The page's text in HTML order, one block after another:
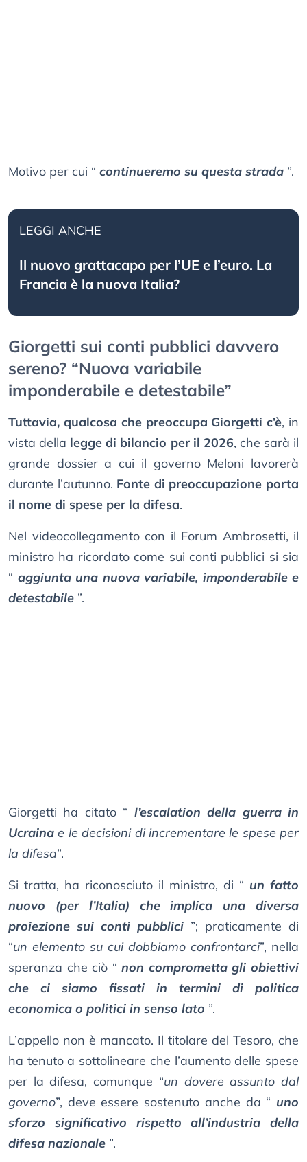
Motivo per cui “ continueremo su questa strada ”.
LEGGI ANCHE
Il nuovo grattacapo per l’UE e l’euro. La
Francia è la nuova Italia?
Giorgetti sui conti pubblici davvero
sereno? “Nuova variabile
imponderabile e detestabile”
Tuttavia, qualcosa che preoccupa Giorgetti c’è, in
vista della legge di bilancio per il 2026, che sarà il
grande dossier a cui il governo Meloni lavorerà
durante l’autunno. Fonte di preoccupazione porta
il nome di spese per la difesa.
Nel videocollegamento con il Forum Ambrosetti, il
ministro ha ricordato come sui conti pubblici si sia
“ aggiunta una nuova variabile, imponderabile e
detestabile ”.
Giorgetti ha citato “ l’escalation della guerra in
Ucraina e le decisioni di incrementare le spese per
la difesa”.
Si tratta, ha riconosciuto il ministro, di “ un fatto
nuovo (per l’Italia) che implica una diversa
proiezione sui conti pubblici ”; praticamente di
“un elemento su cui dobbiamo confrontarci”, nella
speranza che ciò “ non comprometta gli obiettivi
che ci siamo fissati in termini di politica
economica o politici in senso lato ”.
L’appello non è mancato. Il titolare del Tesoro, che
ha tenuto a sottolineare che l’aumento delle spese
per la difesa, comunque “un dovere assunto dal
governo”, deve essere sostenuto anche da “ uno
sforzo significativo rispetto all’industria della
difesa nazionale ”.